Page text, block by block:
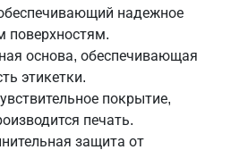
надежное
поверхностям.
основа, обеспечивающая
этикетки.
покрытие,
печать.
защита от